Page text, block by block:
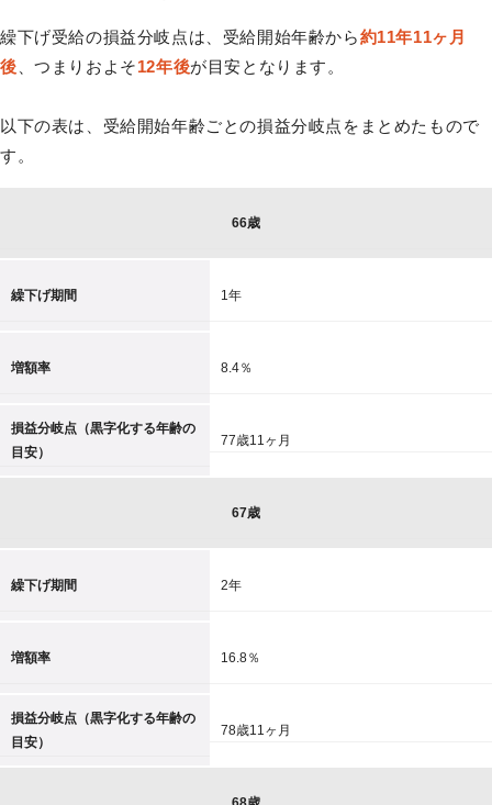
繰下げ受給の損益分岐点は、受給開始年齢から約11年11ヶ月
後 、つまりおよそ12年後が目安となります。
以下の表は、受給開始年齢ごとの損益分岐点をまとめたもので
す。
66歳
繰下げ期間 1年
増額率 8.4％
損益分岐点（黒字化する年齢の
目安）
77歳11ヶ月
67歳
繰下げ期間 2年
増額率 16.8％
損益分岐点（黒字化する年齢の
目安）
78歳11ヶ月